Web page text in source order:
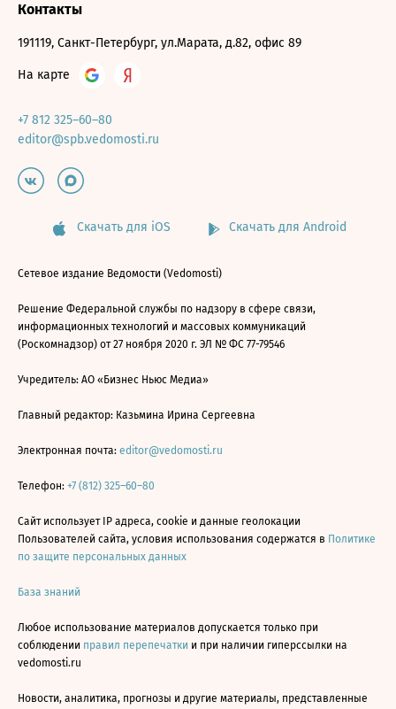
Контакты
191119, Санкт-Петербург, ул.Марата, д.82, офис 89
На карте
+7 812 325–60–80
editor@spb.vedomosti.ru
Скачать для iOS Скачать для Android
Сетевое издание Ведомости (Vedomosti)
Решение Федеральной службы по надзору в сфере связи,
информационных технологий и массовых коммуникаций
(Роскомнадзор) от 27 ноября 2020 г. ЭЛ № ФС 77-79546
Учредитель: АО «Бизнес Ньюс Медиа»
Главный редактор: Казьмина Ирина Сергеевна
Электронная почта: editor@vedomosti.ru
Телефон: +7 (812) 325–60–80
Сайт использует IP адреса, cookie и данные геолокации
Пользователей сайта, условия использования содержатся в Политике
по защите персональных данных
База знаний
Любое использование материалов допускается только при
соблюдении правил перепечатки и при наличии гиперссылки на
vedomosti.ru
Новости, аналитика, прогнозы и другие материалы, представленные